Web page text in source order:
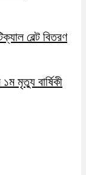
বেল্ট বিতরণ
মৃত্যু বার্ষিকী